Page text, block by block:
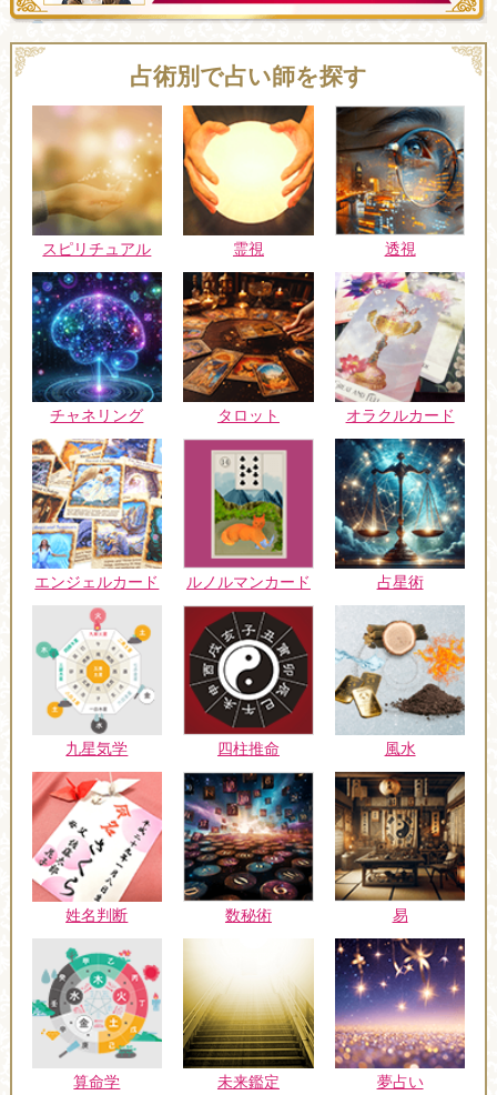
占術別で占い師を探す
スピリチュアル 霊視 透視
チャネリング タロット オラクルカード
エンジェルカード ルノルマンカード 占星術
九星気学 四柱推命 風水
姓名判断 数秘術 易
算命学 未来鑑定 夢占い